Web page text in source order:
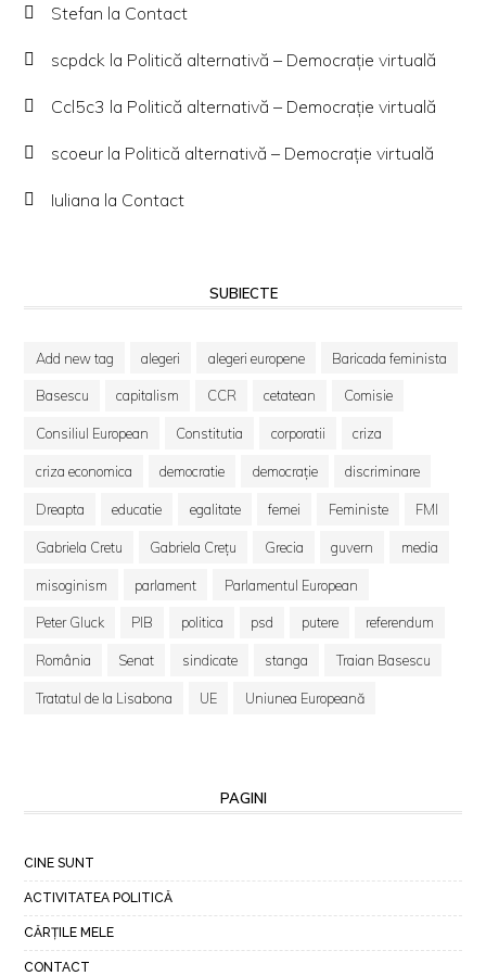
Stefan la Contact
scpdck la Politică alternativă – Democraţie virtuală
Ccl5c3 la Politică alternativă – Democraţie virtuală
scoeur la Politică alternativă – Democraţie virtuală
Iuliana la Contact
SUBIECTE
Add new tag alegeri alegeri europene Baricada feminista
Basescu capitalism CCR cetatean Comisie
Consiliul European Constitutia corporatii criza
criza economica democratie democrație discriminare
Dreapta educatie egalitate femei Feministe FMI
Gabriela Cretu Gabriela Crețu Grecia guvern media
misoginism parlament Parlamentul European
Peter Gluck PIB politica psd putere referendum
România Senat sindicate stanga Traian Basescu
Tratatul de la Lisabona UE Uniunea Europeană
PAGINI
CINE SUNT
ACTIVITATEA POLITICĂ
CĂRȚILE MELE
CONTACT